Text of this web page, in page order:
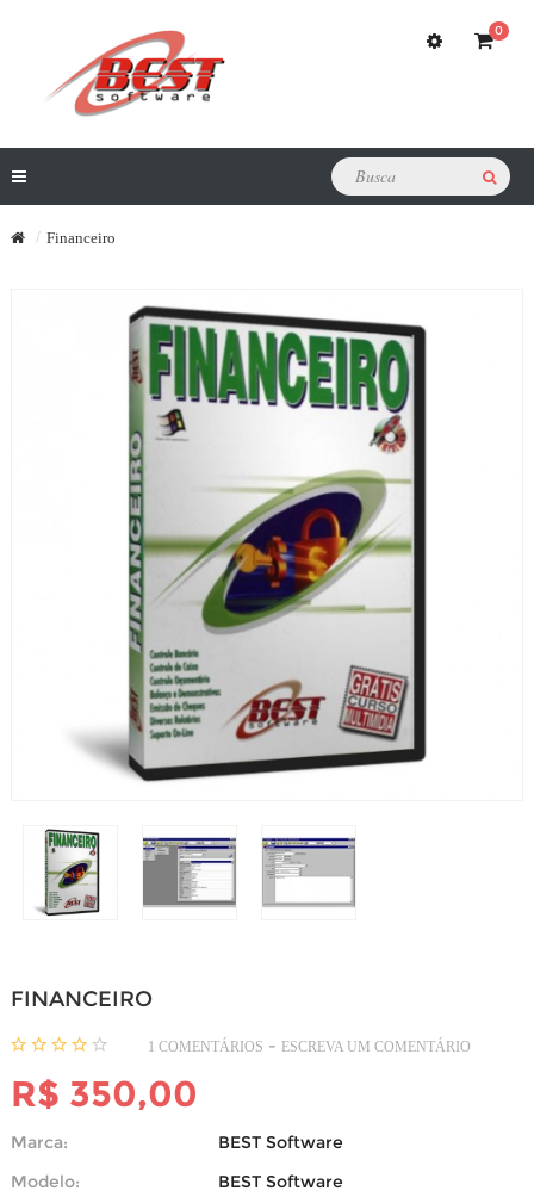
0
Financeiro
FINANCEIRO
1 COMENTÁRIOS - ESCREVA UM COMENTÁRIO
R$ 350,00
Marca:
BEST Software
Modelo:
BEST Software